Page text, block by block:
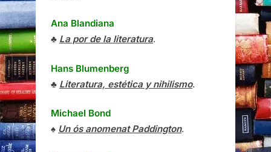
Ana Blandiana
♣ La por de la literatura.
Hans Blumenberg
♣ Literatura, estética y nihilismo.
Michael Bond
♠ Un ós anomenat Paddington.